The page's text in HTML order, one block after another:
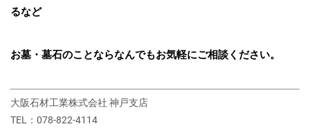
るなど
お墓・墓石のことならなんでもお気軽にご相談ください。
大阪石材工業株式会社 神戸支店
TEL：078-822-4114